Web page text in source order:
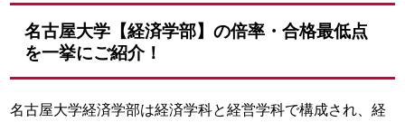
名古屋大学【経済学部】の倍率・合格最低点
を一挙にご紹介！
名古屋大学経済学部は経済学科と経営学科で構成され、経